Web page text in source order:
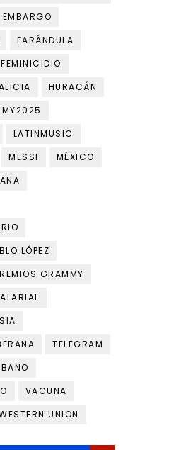
EMBARGO
FARÁNDULA
FEMINICIDIO
HURACÁN
LATINMUSIC
MESSI
MÉXICO
LÓPEZ
GRAMMY
TELEGRAM
VACUNA
UNION